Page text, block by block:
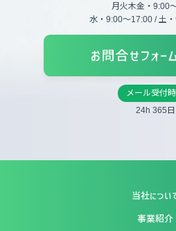
月火木金・9:00
水・9:00〜17:00 / 土
メール受付
24h 365日
当社につい
事業紹介